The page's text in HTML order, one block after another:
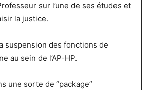
sur l’une de ses études et
la justice.
suspension des fonctions de
au sein de l’AP-HP.
une sorte de “package”